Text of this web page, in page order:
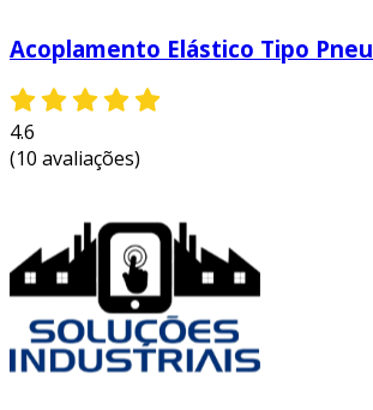
Acoplamento Elástico Tipo Pneu
4.6
(10 avaliações)